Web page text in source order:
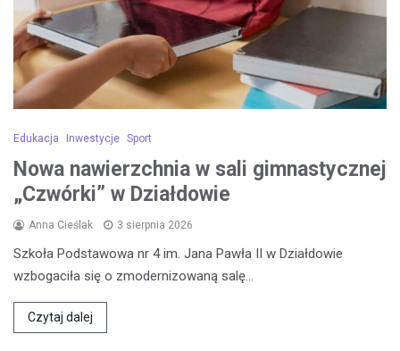
Edukacja Inwestycje Sport
Nowa nawierzchnia w sali gimnastycznej
„Czwórki” w Działdowie
Anna Cieślak 3 sierpnia 2026
Szkoła Podstawowa nr 4 im. Jana Pawła II w Działdowie
wzbogaciła się o zmodernizowaną salę…
Czytaj dalej